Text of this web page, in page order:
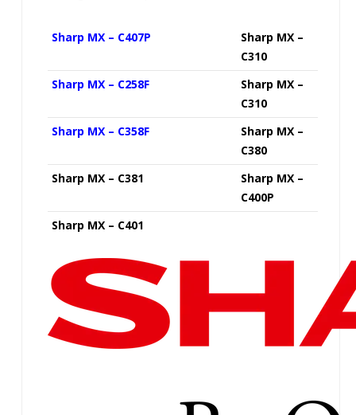
Sharp MX – C407P
Sharp MX –
C310
Sharp MX – C258F
Sharp MX –
C310
Sharp MX – C358F
Sharp MX –
C380
Sharp MX – C381
Sharp MX –
C400P
Sharp MX – C401